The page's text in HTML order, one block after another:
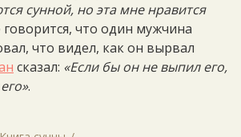
сунной, но эта мне нравится
что один мужчина
что видел, как он вырвал
сказал: «Если бы он не выпил его,
.